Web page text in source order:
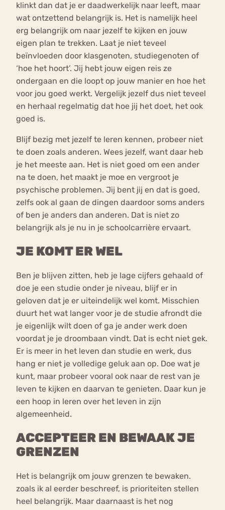
klinkt dan dat je er daadwerkelijk naar leeft, maar
wat ontzettend belangrijk is. Het is namelijk heel
erg belangrijk om naar jezelf te kijken en jouw
eigen plan te trekken. Laat je niet teveel
beïnvloeden door klasgenoten, studiegenoten of
‘hoe het hoort’. Jij hebt jouw eigen reis ze
ondergaan en die loopt op jouw manier en hoe het
voor jou goed werkt. Vergelijk jezelf dus niet teveel
en herhaal regelmatig dat hoe jij het doet, het ook
goed is.
Blijf bezig met jezelf te leren kennen, probeer niet
te doen zoals anderen. Wees jezelf, want daar heb
je het meeste aan. Het is niet goed om een ander
na te doen, het maakt je moe en vergroot je
psychische problemen. Jij bent jij en dat is goed,
zelfs ook al gaan de dingen daardoor soms anders
of ben je anders dan anderen. Dat is niet zo
belangrijk als je nu in je schoolcarrière ervaart.
JE KOMT ER WEL
Ben je blijven zitten, heb je lage cijfers gehaald of
doe je een studie onder je niveau, blijf er in
geloven dat je er uiteindelijk wel komt. Misschien
duurt het wat langer voor je de studie afrondt die
je eigenlijk wilt doen of ga je ander werk doen
voordat je je droombaan vindt. Dat is echt niet gek.
Er is meer in het leven dan studie en werk, dus
hang er niet je volledige geluk aan op. Doe wat je
kunt, maar probeer vooral ook naar de rest van je
leven te kijken en daarvan te genieten. Daar kun je
een hoop in leren over het leven in zijn
algemeenheid.
ACCEPTEER EN BEWAAK JE
GRENZEN
Het is belangrijk om jouw grenzen te bewaken.
zoals ik al eerder beschreef, is prioriteiten stellen
heel belangrijk. Maar daarnaast is het nog